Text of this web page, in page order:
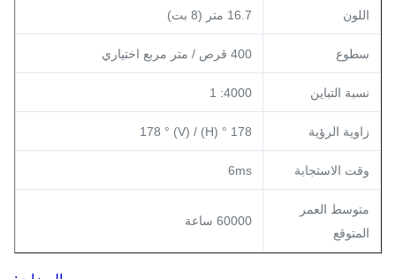
اللون 16.7 متر (8 بت)
سطوع 400 قرص / متر مربع اختياري
نسبة التباين 4000: 1
زاوية الرؤية 178 ° (H) / 178 ° (V)
وقت الاستجابة 6ms
متوسط ​​العمر
المتوقع
60000 ساعة